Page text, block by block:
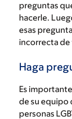
preguntas
hacerle.
esas
incorrecta de
Haga
Es
de su equipo
personas